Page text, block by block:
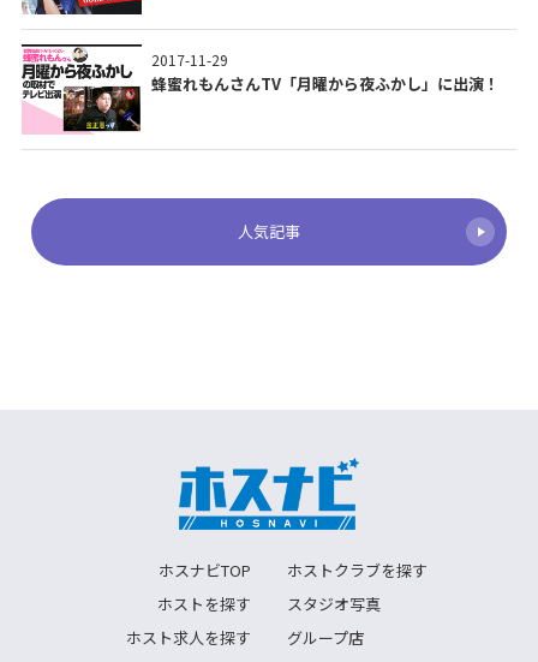
2017-11-29
蜂蜜れもんさんTV「月曜から夜ふかし」に出演！
人気記事
ホスナビTOP
ホストクラブを探す
ホストを探す
スタジオ写真
ホスト求人を探す
グループ店